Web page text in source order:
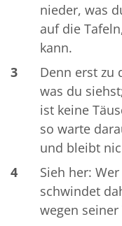
nieder, was
auf die
kann.
3
Denn erst zu
was du
ist keine
so warte
und bleibt
4
Sieh her:
schwindet
wegen seiner